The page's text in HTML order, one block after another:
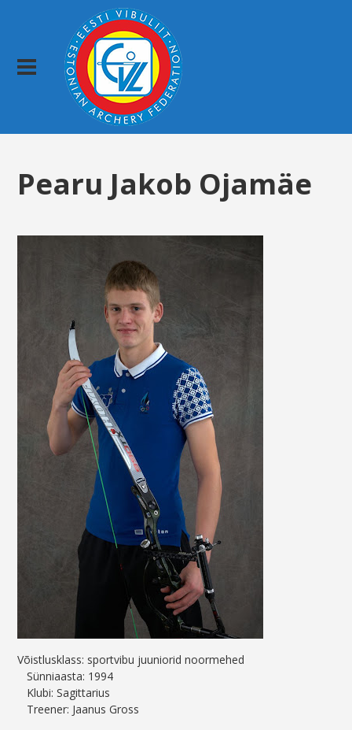
Pearu Jakob Ojamäe
Võistlusklass: sportvibu juuniorid noormehed
Sünniaasta: 1994
Klubi: Sagittarius
Treener: Jaanus Gross